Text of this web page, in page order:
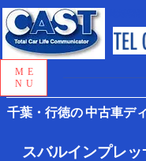
千葉・行徳の中古車デ
ME
NU
スバルインプレ